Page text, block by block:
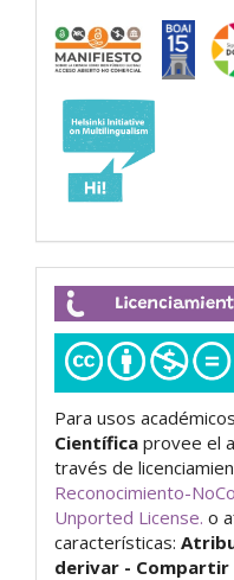
de
las
obras
Para usos
Científica provee el
través de
Reconocimiento-
Unported License. o
características:
derivar - Compartir